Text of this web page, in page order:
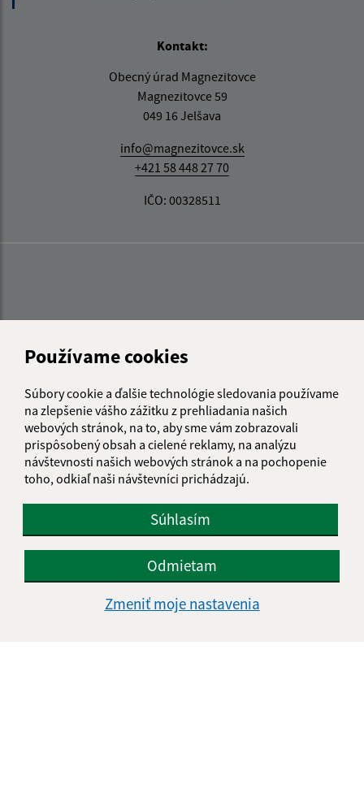
Používame cookies
Súbory cookie a ďalšie technológie sledovania používame
na zlepšenie vášho zážitku z prehliadania našich
webových stránok, na to, aby sme vám zobrazovali
prispôsobený obsah a cielené reklamy, na analýzu
návštevnosti našich webových stránok a na pochopenie
toho, odkiaľ naši návštevníci prichádzajú.
Súhlasím
Odmietam
Zmeniť moje nastavenia
Kontakt:
Obecný úrad Magnezitovce
Magnezitovce 59
049 16 Jelšava
info@magnezitovce.sk
+421 58 448 27 70
IČO: 00328511
Informácie o stránke:
Vyhlásenie o prístupnosti
Autorské práva
Ochrana osobných údajov
Navigácia: